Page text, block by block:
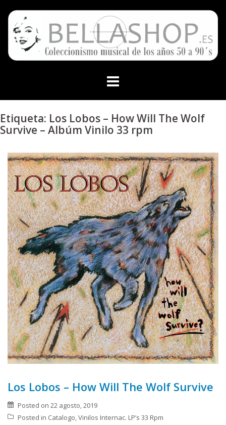
content
Etiqueta: Los Lobos – How Will The Wolf
Survive – Albúm Vinilo 33 rpm
Los Lobos – How Will The Wolf Survive
Posted on 22 agosto, 2019
Posted in Catalogo,Vinilos Internac. LP’s 33 Rpm